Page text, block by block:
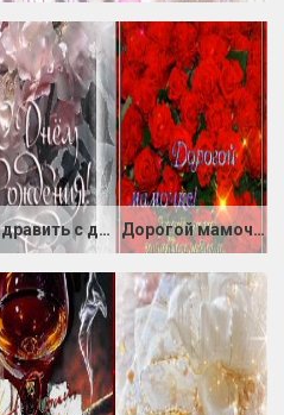
Поздравить с днем Рождения в картинках Дорогой мамочке